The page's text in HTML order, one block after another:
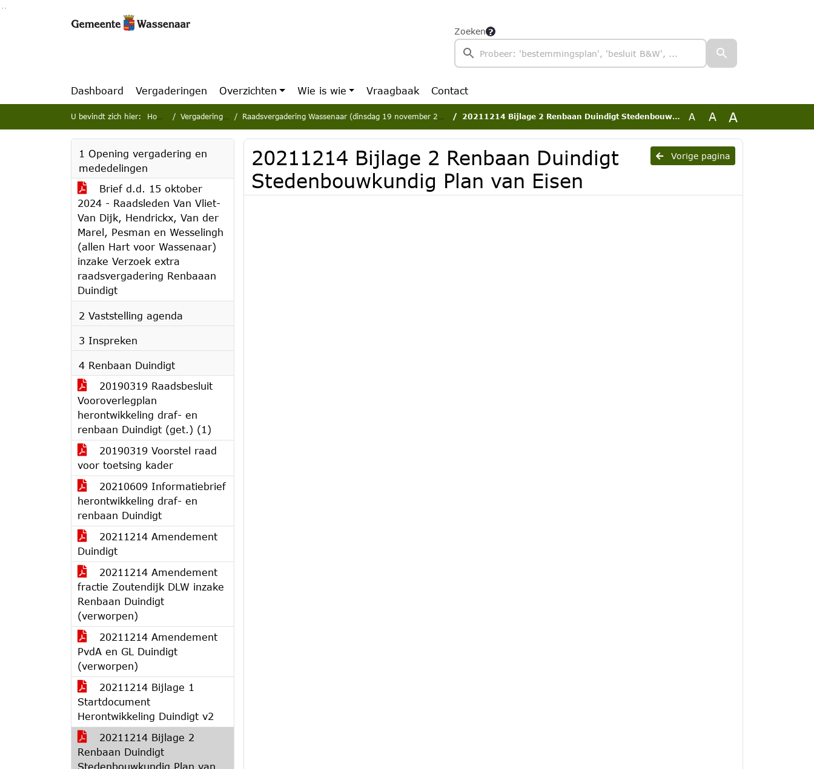
Ga naar de inhoud van deze pagina
Zoeken
Dashboard Vergaderingen Overzichten Wie is wie Vraagbaak Contact
U bevindt zich hier: Home Vergaderingen Raadsvergadering Wassenaar (dinsdag 19 november 2024) 20211214 Bijlage 2 Renbaan Duindigt Stedenbouwkundig Plan van Eisen A A A
1 Opening vergadering en
mededelingen
Brief d.d. 15 oktober
2024 - Raadsleden Van Vliet-
Van Dijk, Hendrickx, Van der
Marel, Pesman en Wesselingh
(allen Hart voor Wassenaar)
inzake Verzoek extra
raadsvergadering Renbaaan
Duindigt
2 Vaststelling agenda
3 Inspreken
4 Renbaan Duindigt
20190319 Raadsbesluit
Vooroverlegplan
herontwikkeling draf- en
renbaan Duindigt (get.) (1)
20190319 Voorstel raad
voor toetsing kader
20210609 Informatiebrief
herontwikkeling draf- en
renbaan Duindigt
20211214 Amendement
Duindigt
20211214 Amendement
fractie Zoutendijk DLW inzake
Renbaan Duindigt
(verworpen)
20211214 Amendement
PvdA en GL Duindigt
(verworpen)
20211214 Bijlage 1
Startdocument
Herontwikkeling Duindigt v2
20211214 Bijlage 2
Renbaan Duindigt
Stedenbouwkundig Plan van
Vorige pagina
20211214 Bijlage 2 Renbaan Duindigt
Stedenbouwkundig Plan van Eisen